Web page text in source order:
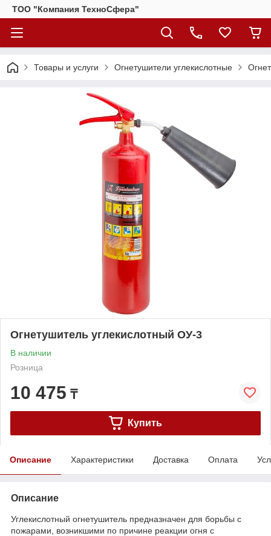
ТОО "Компания ТехноСфера"
Товары и услуги Огнетушители углекислотные
Огнетушитель углекислотный ОУ-3
В наличии
Розница
10 475 ₸
Купить
Описание Характеристики Доставка Оплата
Описание
Углекислотный огнетушитель предназначен для борьбы с
пожарами, возникшими по причине реакции огня с